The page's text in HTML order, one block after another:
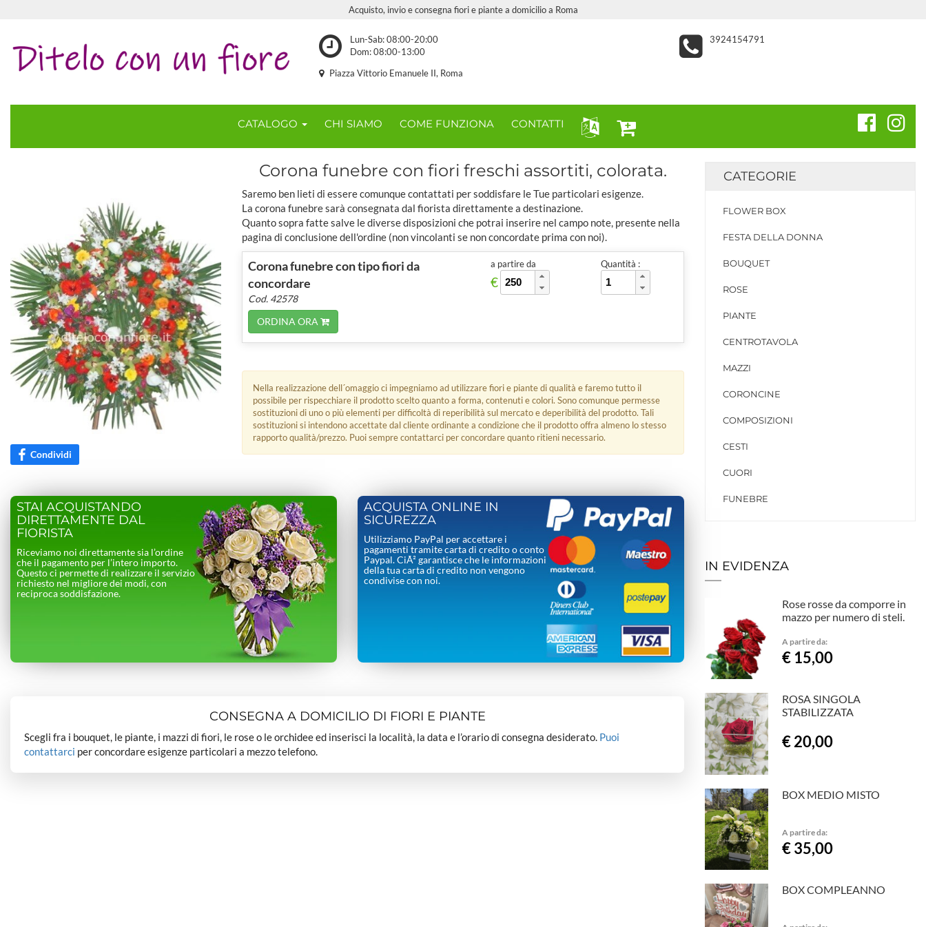
Acquisto, invio e consegna fiori e piante a domicilio a Roma
Lun-Sab: 08:00-20:00
Dom: 08:00-13:00
3924154791
Piazza Vittorio Emanuele II, Roma
CATALOGO CHI SIAMO COME FUNZIONA CONTATTI
Condividi
Corona funebre con fiori freschi assortiti, colorata.
Saremo ben lieti di essere comunque contattati per soddisfare le Tue particolari esigenze.
La corona funebre sarà consegnata dal fiorista direttamente a destinazione.
Quanto sopra fatte salve le diverse disposizioni che potrai inserire nel campo note, presente nella
pagina di conclusione dell'ordine (non vincolanti se non concordate prima con noi).
Corona funebre con tipo fiori da
concordare
Cod. 42578
ORDINA ORA
a partire da
€
Quantità :
Nella realizzazione dell´omaggio ci impegniamo ad utilizzare fiori e piante di qualità e faremo tutto il
possibile per rispecchiare il prodotto scelto quanto a forma, contenuti e colori. Sono comunque permesse
sostituzioni di uno o più elementi per difficoltà di reperibilità sul mercato e deperibilità del prodotto. Tali
sostituzioni si intendono accettate dal cliente ordinante a condizione che il prodotto offra almeno lo stesso
rapporto qualità/prezzo. Puoi sempre contattarci per concordare quanto ritieni necessario.
STAI ACQUISTANDO
DIRETTAMENTE DAL
FIORISTA
Riceviamo noi direttamente sia l’ordine
che il pagamento per l’intero importo.
Questo ci permette di realizzare il servizio
richiesto nel migliore dei modi, con
reciproca soddisfazione.
ACQUISTA ONLINE IN
SICUREZZA
Utilizziamo PayPal per accettare i
pagamenti tramite carta di credito o conto
Paypal. CiÃ² garantisce che le informazioni
della tua carta di credito non vengono
condivise con noi.
CONSEGNA A DOMICILIO DI FIORI E PIANTE
Scegli fra i bouquet, le piante, i mazzi di fiori, le rose o le orchidee ed inserisci la località, la data e l’orario di consegna desiderato. Puoi
contattarci per concordare esigenze particolari a mezzo telefono.
CATEGORIE
FLOWER BOX
FESTA DELLA DONNA
BOUQUET
ROSE
PIANTE
CENTROTAVOLA
MAZZI
CORONCINE
COMPOSIZIONI
CESTI
CUORI
FUNEBRE
IN EVIDENZA
Rose rosse da comporre in
mazzo per numero di steli.
A partire da:
€ 15,00
ROSA SINGOLA
STABILIZZATA
€ 20,00
BOX MEDIO MISTO
A partire da:
€ 35,00
BOX COMPLEANNO